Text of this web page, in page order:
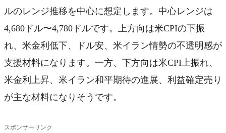
ルのレンジ推移を中心に想定します。中心レンジは
4,680ドル〜4,780ドルです。上方向は米CPIの下振
れ、米金利低下、ドル安、米イラン情勢の不透明感が
支援材料になります。一方、下方向は米CPI上振れ、
米金利上昇、米イラン和平期待の進展、利益確定売り
が主な材料になりそうです。
スポンサーリンク